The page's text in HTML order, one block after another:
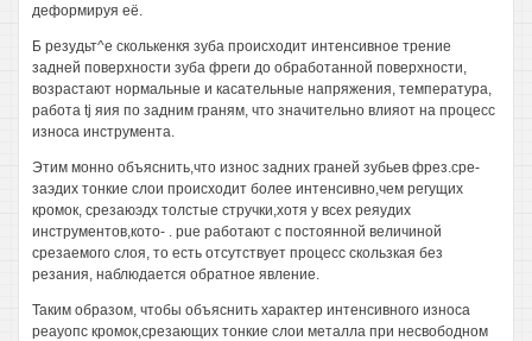
деформируя её.
Б резудьт^е сколькенкя зуба происходит интенсивное трение
задней поверхности зуба фреги до обработанной поверхности,
возрастают нормальные и касательные напряжения, температура,
работа tj яия по задним граням, что значительно влияот на процесс
износа инструмента.
Этим монно объяснить,что износ задних граней зубьев фрез.сре-
заэдих тонкие слои происходит более интенсивно,чем регущих
кромок, срезаюэдх толстые стручки,хотя у всех реяудих
инструментов,кото- . pue работают с постоянной величиной
срезаемого слоя, то есть отсутствует процесс скользкая без
резания, наблюдается обратное явление.
Таким образом, чтобы объяснить характер интенсивного износа
реауопс кромок,срезающих тонкие слои металла при несвободном